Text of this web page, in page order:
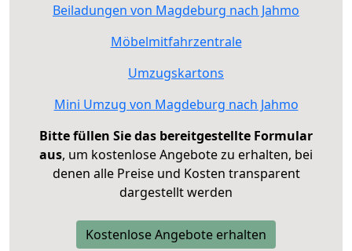
Beiladungen von Magdeburg nach Jahmo
Möbelmitfahrzentrale
Umzugskartons
Mini Umzug von Magdeburg nach Jahmo
Bitte füllen Sie das bereitgestellte Formular
aus, um kostenlose Angebote zu erhalten, bei
denen alle Preise und Kosten transparent
dargestellt werden
Kostenlose Angebote erhalten